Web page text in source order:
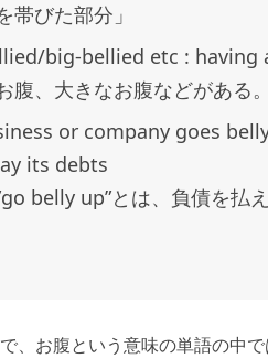
帯びた部分」
big-bellied etc : having
腹、大きなお腹などがある。
or company goes
its debts
belly up”とは、負債を払
、お腹という意味の単語の中